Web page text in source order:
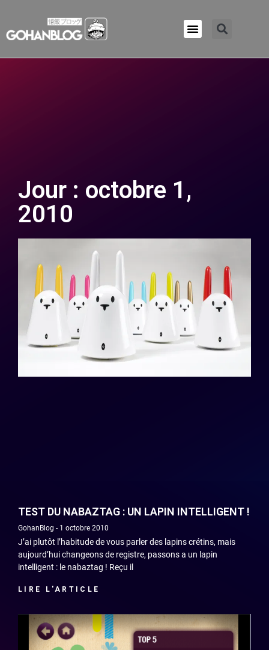
Jour : octobre 1,
2010
TEST DU NABAZTAG : UN LAPIN INTELLIGENT !
GohanBlog 1 octobre 2010
J’ai plutôt l’habitude de vous parler des lapins crétins, mais
aujourd’hui changeons de registre, passons a un lapin
intelligent : le nabaztag ! Reçu il
LIRE L'ARTICLE